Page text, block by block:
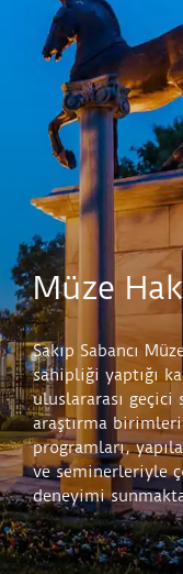
Müze
Sakıp Sabancı
sahipliği yaptığı
uluslararası geçici
araştırma
programları,
ve seminerleriyle
deneyimi